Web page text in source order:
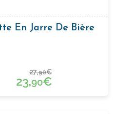
En Jarre De Bière
27,90€
23,90€